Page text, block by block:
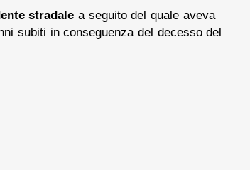
stradale a seguito del quale aveva
subiti in conseguenza del decesso del